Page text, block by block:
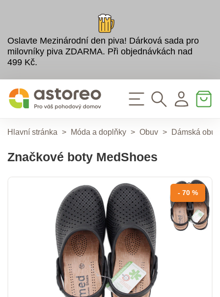
Oslavte Mezinárodní den piva! Dárková sada pro
milovníky piva ZDARMA. Při objednávkách nad
499 Kč.
Hlavní stránka > Móda a doplňky > Obuv > Dámská obuv
Značkové boty MedShoes
- 70 %